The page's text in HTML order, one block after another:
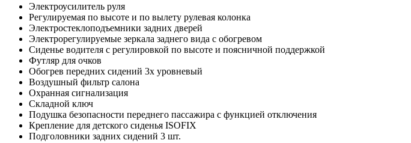
Электроусилитель руля
Регулируемая по высоте и по вылету рулевая колонка
Электростеклоподъемники задних дверей
Электрорегулируемые зеркала заднего вида с обогревом
Сиденье водителя с регулировкой по высоте и поясничной поддержкой
Футляр для очков
Обогрев передних сидений 3х уровневый
Воздушный фильтр салона
Охранная сигнализация
Складной ключ
Подушка безопасности переднего пассажира с функцией отключения
Крепление для детского сиденья ISOFIX
Подголовники задних сидений 3 шт.